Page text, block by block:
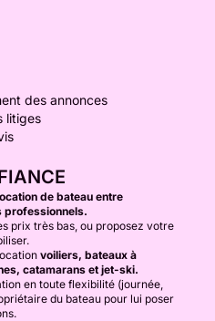
des annonces
litiges
de bateau entre
professionnels.
prix très bas, ou proposez votre
voiliers, bateaux à
catamarans et jet-ski.
en toute flexibilité (journée,
du bateau pour lui poser